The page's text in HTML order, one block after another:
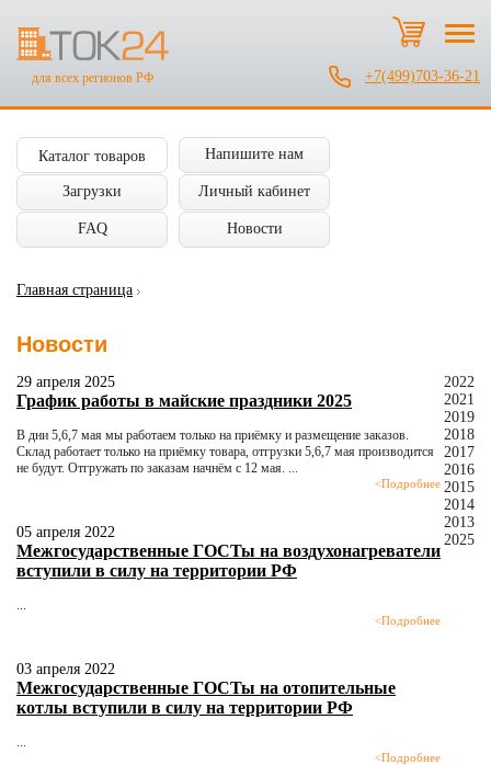
для всех регионов РФ +7(499)703-36-21
Каталог товаров Напишите нам
Загрузки Личный кабинет
FAQ Новости
Главная страница
Новости
29 апреля 2025
График работы в майские праздники 2025
В дни 5,6,7 мая мы работаем только на приёмку и размещение заказов.
Склад работает только на приёмку товара, отгрузки 5,6,7 мая производится
не будут. Отгружать по заказам начнём с 12 мая. ...
<Подробнее
05 апреля 2022
Межгосударственные ГОСТы на воздухонагреватели
вступили в силу на территории РФ
...
<Подробнее
03 апреля 2022
Межгосударственные ГОСТы на отопительные
котлы вступили в силу на территории РФ
...
<Подробнее
2022
2021
2019
2018
2017
2016
2015
2014
2013
2025